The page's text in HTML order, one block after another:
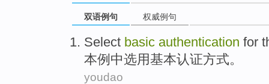
双语例句 权威例句
Select basic authentication for
本例 中选用 基本认证方式。
youdao